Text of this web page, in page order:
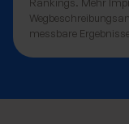
Rankings. Mehr
messbare